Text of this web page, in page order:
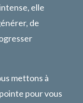
elle
de
mettons à
pour vous